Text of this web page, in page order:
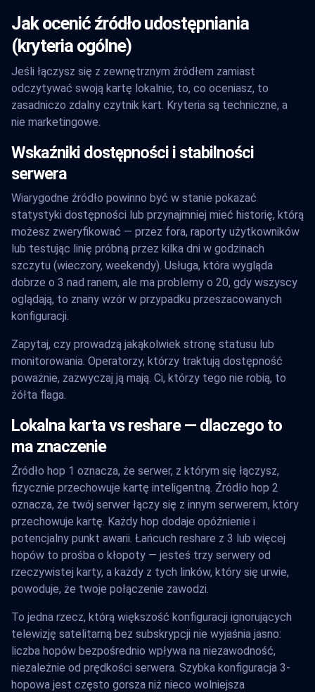
Jak ocenić źródło udostępniania
(kryteria ogólne)
Jeśli łączysz się z zewnętrznym źródłem zamiast
odczytywać swoją kartę lokalnie, to, co oceniasz, to
zasadniczo zdalny czytnik kart. Kryteria są techniczne, a
nie marketingowe.
Wskaźniki dostępności i stabilności
serwera
Wiarygodne źródło powinno być w stanie pokazać
statystyki dostępności lub przynajmniej mieć historię, którą
możesz zweryfikować — przez fora, raporty użytkowników
lub testując linię próbną przez kilka dni w godzinach
szczytu (wieczory, weekendy). Usługa, która wygląda
dobrze o 3 nad ranem, ale ma problemy o 20, gdy wszyscy
oglądają, to znany wzór w przypadku przeszacowanych
konfiguracji.
Zapytaj, czy prowadzą jakąkolwiek stronę statusu lub
monitorowania. Operatorzy, którzy traktują dostępność
poważnie, zazwyczaj ją mają. Ci, którzy tego nie robią, to
żółta flaga.
Lokalna karta vs reshare — dlaczego to
ma znaczenie
Źródło hop 1 oznacza, że serwer, z którym się łączysz,
fizycznie przechowuje kartę inteligentną. Źródło hop 2
oznacza, że twój serwer łączy się z innym serwerem, który
przechowuje kartę. Każdy hop dodaje opóźnienie i
potencjalny punkt awarii. Łańcuch reshare z 3 lub więcej
hopów to prośba o kłopoty — jesteś trzy serwery od
rzeczywistej karty, a każdy z tych linków, który się urwie,
powoduje, że twoje połączenie zawodzi.
To jedna rzecz, którą większość konfiguracji ignorujących
telewizję satelitarną bez subskrypcji nie wyjaśnia jasno:
liczba hopów bezpośrednio wpływa na niezawodność,
niezależnie od prędkości serwera. Szybka konfiguracja 3-
hopowa jest często gorsza niż nieco wolniejsza